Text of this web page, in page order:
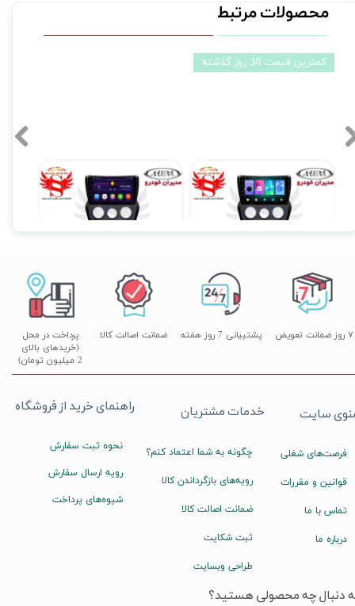
محصولات مرتبط
مانیتور اندروید ام وی ام 110 Mvm برند دیاموند 4 به 64 مدل سیمکارتخور سایز 10.36 اینچ
۴۵,۹۰۰,۰۰۰ تومان ۱۲,۹۰۰,۰۰۰ تومان
شگفت انگیز(محدود)
پشتیبانی 7 روز هفته
پرداخت در محل
(خریدهای بالای
2 میلیون تومان)
۷ روز ضمانت تعویض ضمانت اصالت کالا
راهنمای خرید از فروشگاه
نحوه ثبت سفارش
رویه ارسال سفارش
شیوه‌های پرداخت
خدمات مشتریان
چگونه به شما اعتماد کنم؟
رویه‌های بازگرداندن کالا
ضمانت اصالت کالا
ثبت شکایت
طراحی وبسایت
سایت
فرصت‌های شغلی
قوانین و مقررات
تماس با ما
درباره ما
دنبال چه محصولی هستید؟